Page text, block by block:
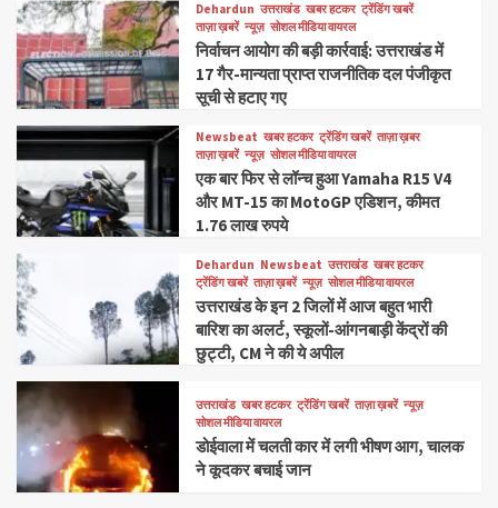
Dehardun उत्तराखंड खबर हटकर ट्रेंडिंग खबरें
ताज़ा ख़बरें न्यूज़ सोशल मीडिया वायरल
निर्वाचन आयोग की बड़ी कार्रवाई: उत्तराखंड में
17 गैर-मान्यता प्राप्त राजनीतिक दल पंजीकृत
सूची से हटाए गए
Newsbeat खबर हटकर ट्रेंडिंग खबरें ताज़ा ख़बर
ताज़ा ख़बरें न्यूज़ सोशल मीडिया वायरल
एक बार फिर से लॉन्च हुआ Yamaha R15 V4
और MT-15 का MotoGP एडिशन, कीमत
1.76 लाख रुपये
Dehardun Newsbeat उत्तराखंड खबर हटकर
ट्रेंडिंग खबरें ताज़ा ख़बरें न्यूज़ सोशल मीडिया वायरल
उत्तराखंड के इन 2 जिलों में आज बहुत भारी
बारिश का अलर्ट, स्कूलों-आंगनबाड़ी केंद्रों की
छुट्टी, CM ने की ये अपील
उत्तराखंड खबर हटकर ट्रेंडिंग खबरें ताज़ा ख़बरें न्यूज़
सोशल मीडिया वायरल
डोईवाला में चलती कार में लगी भीषण आग, चालक
ने कूदकर बचाई जान